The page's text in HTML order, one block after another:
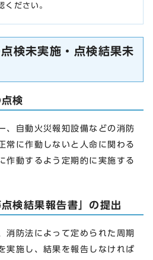
ください。
検未実施・点検結果未
検
自動火災報知設備などの消防
常に作動しないと人命に関わる
作動するよう定期的に実施する
検結果報告書」の提出
防法によって定められた周期
実施し、結果を報告しなければ